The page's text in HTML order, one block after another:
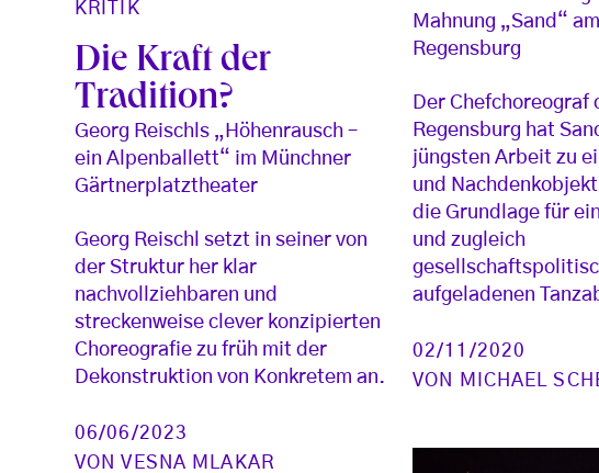
KRITIK
Die Kraft der
Tradition?
Georg Reischls „Höhenrausch –
ein Alpenballett“ im Münchner
Gärtnerplatztheater
Georg Reischl setzt in seiner von
der Struktur her klar
nachvollziehbaren und
streckenweise clever konzipierten
Choreografie zu früh mit der
Dekonstruktion von Konkretem an.
06/06/2023
VONVESNA MLAKAR
Mahnung „Sand“
Regensburg
Der Chefchoreograf
Regensburg hat
jüngsten Arbeit zu
und
die Grundlage für
und zugleich
aufgeladenen
02/11/2020
VON
MICHAEL